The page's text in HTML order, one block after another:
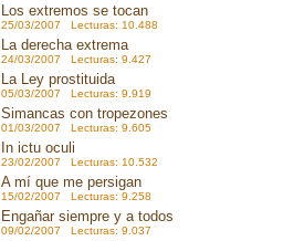
Los extremos se tocan
25/03/2007 Lecturas: 10.488
La derecha extrema
24/03/2007 Lecturas: 9.427
La Ley prostituida
05/03/2007 Lecturas: 9.919
Simancas con tropezones
01/03/2007 Lecturas: 9.605
In ictu oculi
23/02/2007 Lecturas: 10.532
A mí que me persigan
15/02/2007 Lecturas: 9.258
Engañar siempre y a todos
09/02/2007 Lecturas: 9.037